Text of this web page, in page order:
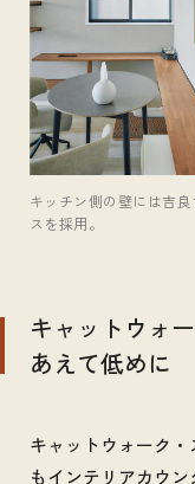
キッチン側の壁には吉
スを採用。
キャットウォ
あえて低めに
キャットウォーク
もインテリアカウ